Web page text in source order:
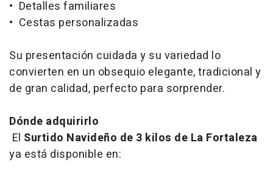
• Detalles familiares
• Cestas personalizadas
Su presentación cuidada y su variedad lo
convierten en un obsequio elegante, tradicional y
de gran calidad, perfecto para sorprender.
Dónde adquirirlo
El Surtido Navideño de 3 kilos de La Fortaleza
ya está disponible en: